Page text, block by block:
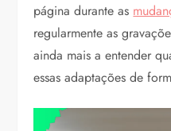
página durante as
regularmente as
ainda mais a entender
essas adaptações de